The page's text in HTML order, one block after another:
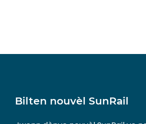
Bilten nouvèl SunRail